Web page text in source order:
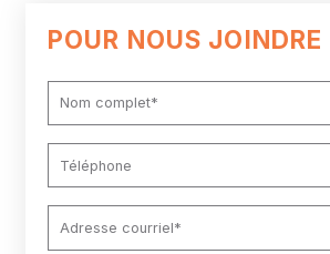
POUR NOUS JOINDRE